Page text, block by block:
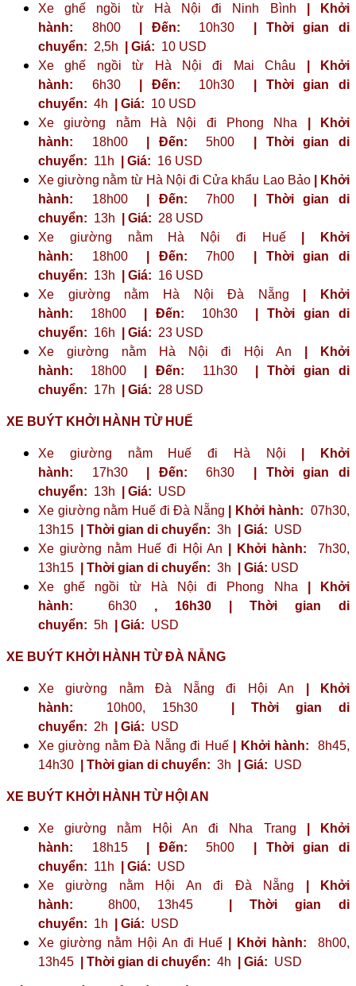
Xe ghế ngồi từ Hà Nội đi Ninh Bình
| Khởi
hành: 8h00 | Đến: 10h30
| Thời gian di
chuyển: 2,5h | Giá: 10 USD
Xe ghế ngồi từ Hà Nội đi Mai Châu
| Khởi
hành: 6h30 | Đến: 10h30
| Thời gian di
chuyển: 4h | Giá: 10 USD
Xe giường nằm Hà Nội đi Phong Nha
| Khởi
hành: 18h00 | Đến: 5h00
| Thời gian di
chuyển: 11h | Giá: 16 USD
Xe giường nằm từ Hà Nội đi Cửa khẩu Lao Bảo
| Khởi
hành: 18h00 | Đến: 7h00
| Thời gian di
chuyển: 13h | Giá: 28 USD
Xe giường nằm Hà Nội đi Huế
| Khởi
hành: 18h00 | Đến: 7h00
| Thời gian di
chuyển: 13h | Giá: 16 USD
Xe giường nằm Hà Nội Đà Nẵng
| Khởi
hành: 18h00 | Đến: 10h30
| Thời gian di
chuyển: 16h | Giá: 23 ​​USD
Xe giường nằm Hà Nội đi Hội An
| Khởi
hành: 18h00 | Đến: 11h30
| Thời gian di
chuyển: 17h | Giá: 28 USD
XE BUÝT KHỞI HÀNH TỪ HUẾ
Xe giường nằm Huế đi Hà Nội
| Khởi
hành: 17h30 | Đến: 6h30
| Thời gian di
chuyển: 13h | Giá: USD
Xe giường nằm Huế đi Đà Nẵng
| Khởi hành: 07h30,
13h15
| Thời gian di chuyển: 3h | Giá: USD
Xe giường nằm Huế đi Hội An
| Khởi hành: 7h30,
13h15
| Thời gian di chuyển: 3h | Giá: USD
Xe ghế ngồi từ Hà Nội đi Phong Nha
| Khởi
hành: 6h30 , 16h30
| Thời gian di
chuyển: 5h | Giá: USD
XE BUÝT KHỞI HÀNH TỪ ĐÀ NẴNG
Xe giường nằm Đà Nẵng đi Hội An
| Khởi
hành: 10h00, 15h30
| Thời gian di
chuyển: 2h | Giá: USD
Xe giường nằm Đà Nẵng đi Huế
| Khởi hành: 8h45,
14h30
| Thời gian di chuyển: 3h | Giá: USD
XE BUÝT KHỞI HÀNH TỪ HỘI AN
Xe giường nằm Hội An đi Nha Trang
| Khởi
hành: 18h15 | Đến: 5h00
| Thời gian di
chuyển: 11h | Giá: USD
Xe giường nằm Hội An đi Đà Nẵng
| Khởi
hành: 8h00, 13h45
| Thời gian di
chuyển: 1h | Giá: USD
Xe giường nằm Hội An đi Huế
| Khởi hành: 8h00,
13h45
| Thời gian di chuyển: 4h | Giá: USD